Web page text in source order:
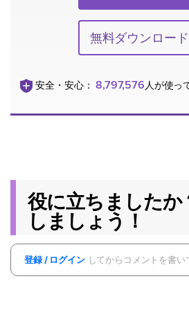
無料ダウンロード
安全・安心：8,797,576 人が使っ
役に立ちましたか
しましょう！
登録 / ログインしてからコメントを書い